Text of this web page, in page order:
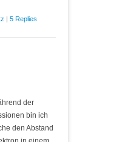
| 5 Replies
der
bin ich
den Abstand